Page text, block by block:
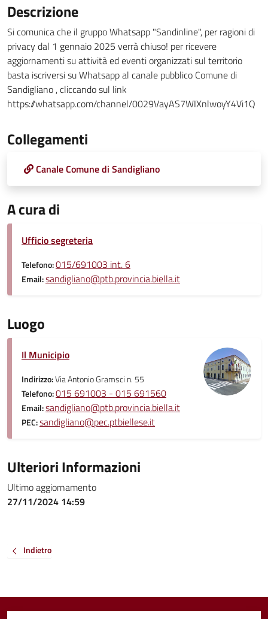
Descrizione
Si comunica che il gruppo Whatsapp "Sandinline", per ragioni di
privacy dal 1 gennaio 2025 verrà chiuso! per ricevere
aggiornamenti su attività ed eventi organizzati sul territorio
basta iscriversi su Whatsapp al canale pubblico Comune di
Sandigliano , cliccando sul link
https://whatsapp.com/channel/0029VayAS7WIXnlwoyY4Vi1Q
Collegamenti
Canale Comune di Sandigliano
A cura di
Ufficio segreteria
Telefono:015/691003 int. 6
Email:sandigliano@ptb.provincia.biella.it
Luogo
Il Municipio
Indirizzo:Via Antonio Gramsci n. 55
Telefono:015 691003 - 015 691560
Email:sandigliano@ptb.provincia.biella.it
PEC:sandigliano@pec.ptbiellese.it
Ulteriori Informazioni
Ultimo aggiornamento
27/11/2024 14:59
Indietro